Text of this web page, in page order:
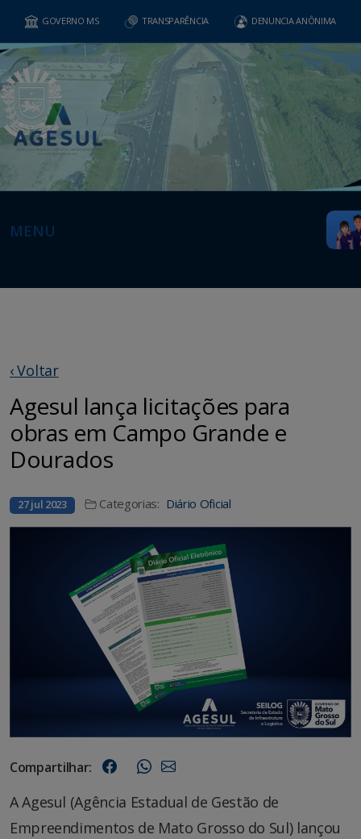
GOVERNO MS TRANSPARÊNCIA DENUNCIA ANÔNIMA
MENU
‹ Voltar
Agesul lança licitações para
obras em Campo Grande e
Dourados
27 jul 2023 Categorias: Diário Oficial
Compartilhar:
A Agesul (Agência Estadual de Gestão de
Empreendimentos de Mato Grosso do Sul) lançou